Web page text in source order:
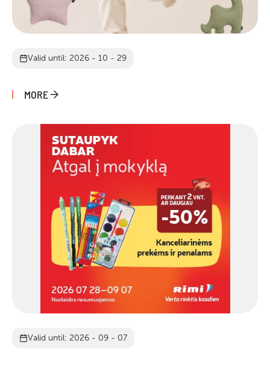
Valid until: 2026 - 10 - 29
MORE
Valid until: 2026 - 09 - 07